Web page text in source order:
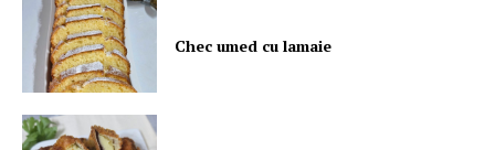
Chec umed cu lamaie